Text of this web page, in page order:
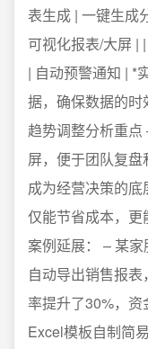
表生成 | 一键生成
可视化报表/大屏 |
| 自动预警通知 | *
据，确保数据的
趋势调整分析重
屏，便于团队复
成为经营决策的
仅能节省成本，更
案例延展： – 某
自动导出销售报
率提升了30%，
Excel模板自制简